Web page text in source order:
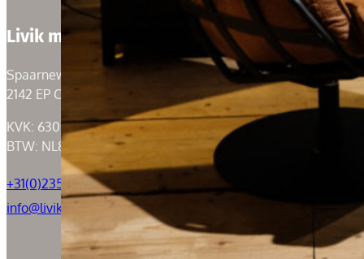
Livik meubelen
Spaarneweg 59
2142 EP Cruquius
KVK: 63004526
BTW: NL855050184B01
+31(0)235294739
info@livik.nl